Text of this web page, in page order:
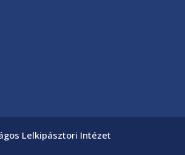
Lelkipásztori Intézet